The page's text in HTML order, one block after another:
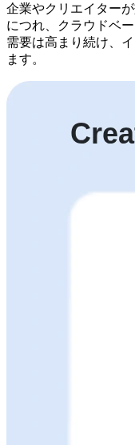
企業やクリエイター
につれ、クラウドベ
需要は高まり続け、
ます。